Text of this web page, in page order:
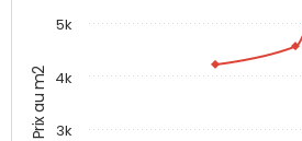
Prix au m2 3k
4k
5k